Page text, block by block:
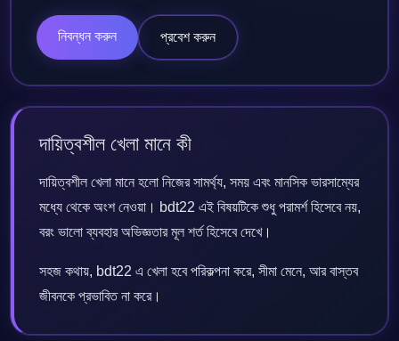
নিবন্ধন করুন প্রবেশ করুন
দায়িত্বশীল খেলা মানে কী
দায়িত্বশীল খেলা মানে হলো নিজের সামর্থ্য, সময় এবং মানসিক ভারসাম্যের
মধ্যে থেকে অংশ নেওয়া। bdt22 এই বিষয়টিকে শুধু পরামর্শ হিসেবে নয়,
বরং ভালো ব্যবহার অভিজ্ঞতার মূল শর্ত হিসেবে দেখে।
সহজ কথায়, bdt22 এ খেলা হবে পরিকল্পনা করে, সীমা মেনে, আর বাস্তব
জীবনকে প্রভাবিত না করে।